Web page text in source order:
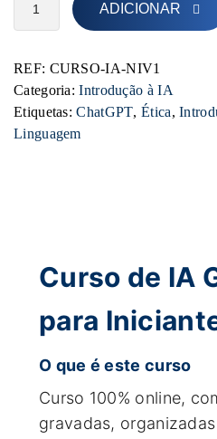
ADICIONAR
REF: CURSO-IA-NIV1
Categoria:Introdução à IA
Etiquetas:ChatGPT,Ética,
Linguagem
Curso de IA
para
O que é este curso
Curso 100% online,
gravadas,